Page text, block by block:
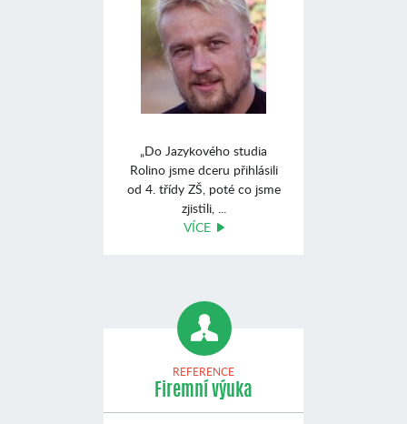
„Do Jazykového studia
Rolino jsme dceru přihlásili
od 4. třídy ZŠ, poté co jsme
zjistili, ...
VÍCE
REFERENCE
Firemní výuka